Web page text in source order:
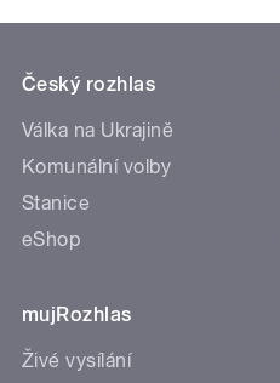
Český rozhlas
Válka na Ukrajině
Komunální volby
Stanice
eShop
mujRozhlas
Živé vysílání